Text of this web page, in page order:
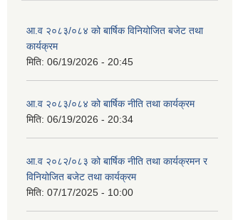
आ.व २०८३/०८४ को बार्षिक विनियोजित बजेट तथा
कार्यक्रम
मिति: 06/19/2026 - 20:45
आ.व २०८३/०८४ को बार्षिक नीति तथा कार्यक्रम
मिति: 06/19/2026 - 20:34
आ.व २०८२/०८३ को बार्षिक नीति तथा कार्यक्रमन र
विनियोजित बजेट तथा कार्यक्रम
मिति: 07/17/2025 - 10:00